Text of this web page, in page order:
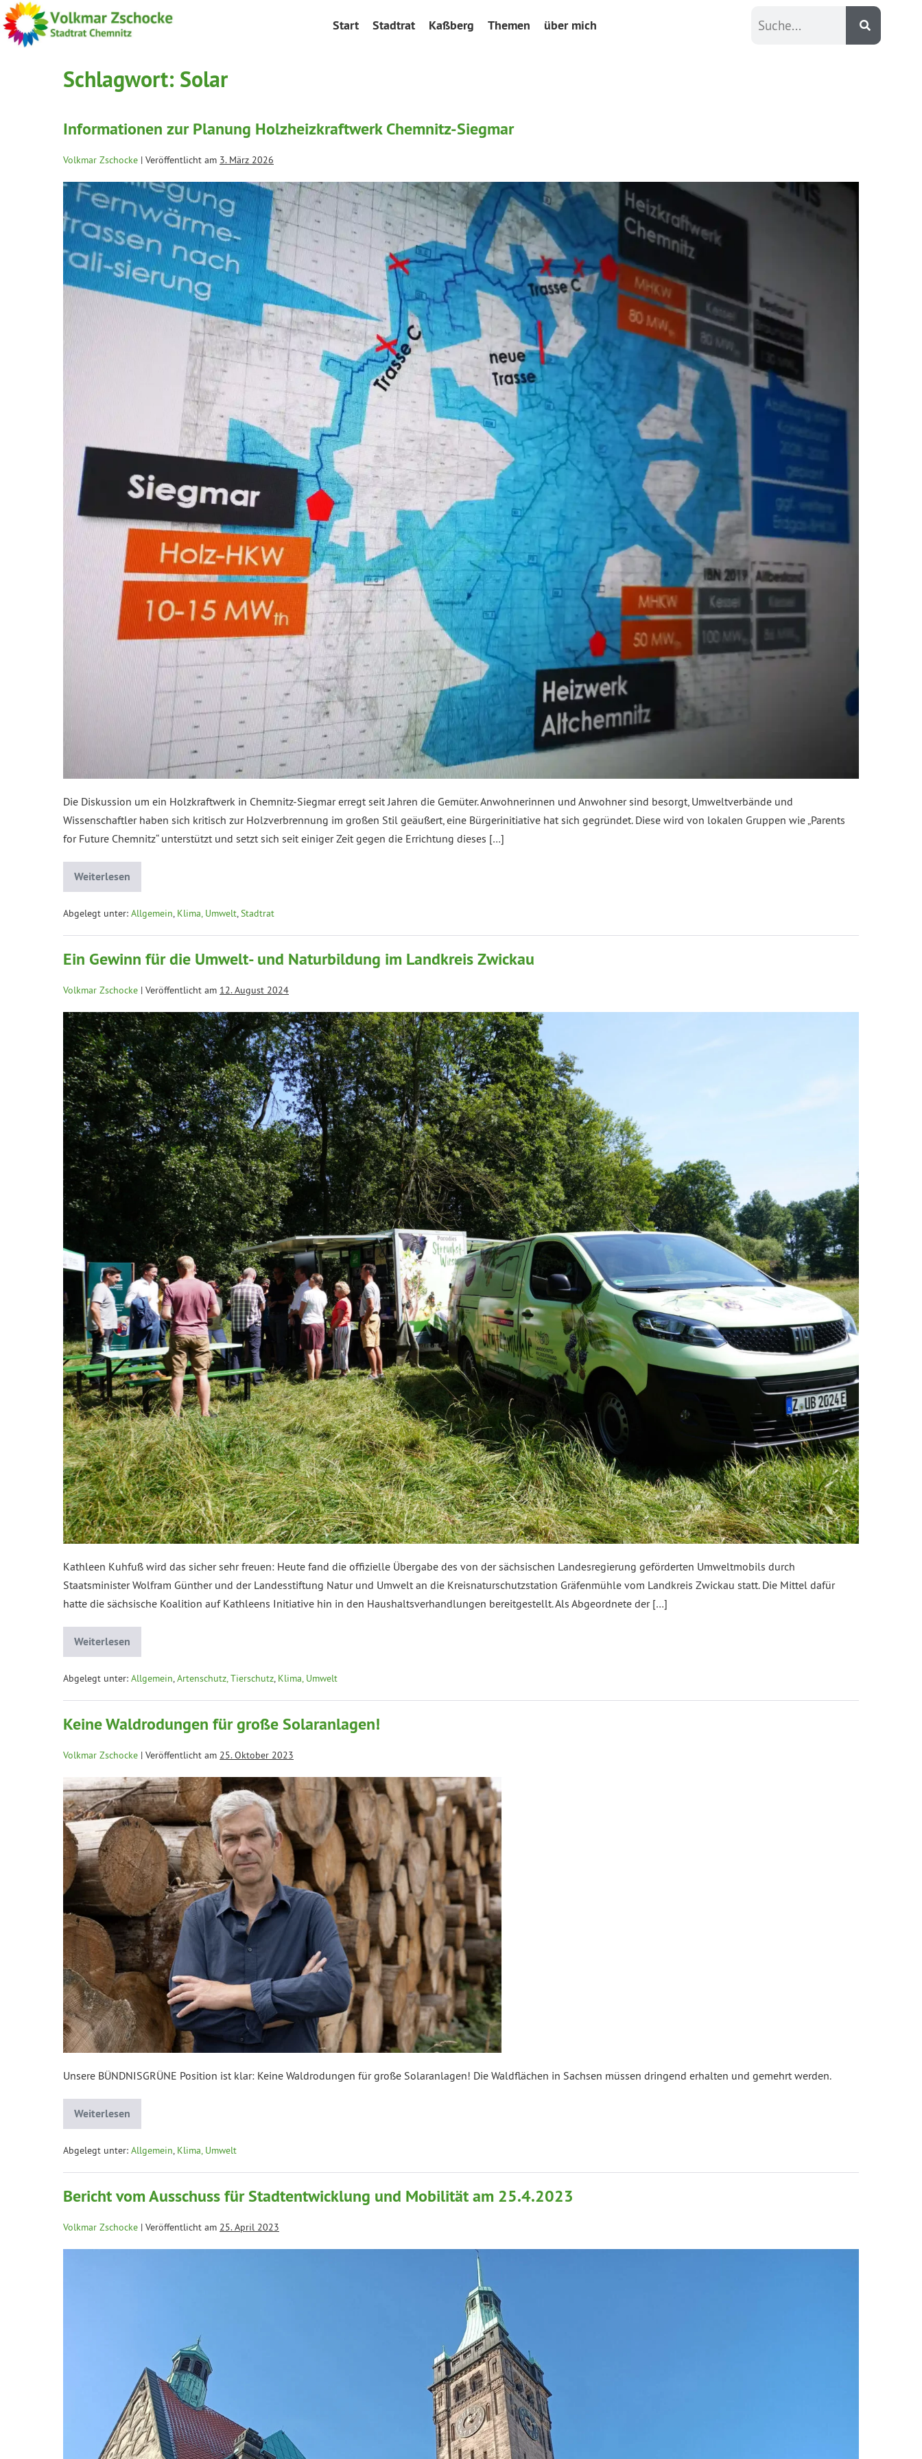
Start Stadtrat Kaßberg Themen über mich
Schlagwort: Solar
Informationen zur Planung Holzheizkraftwerk Chemnitz-Siegmar
Volkmar Zschocke | Veröffentlicht am 3. März 2026
Die Diskussion um ein Holzkraftwerk in Chemnitz-Siegmar erregt seit Jahren die Gemüter. Anwohnerinnen und Anwohner sind besorgt, Umweltverbände und
Wissenschaftler haben sich kritisch zur Holzverbrennung im großen Stil geäußert, eine Bürgerinitiative hat sich gegründet. Diese wird von lokalen Gruppen wie „Parents
for Future Chemnitz“ unterstützt und setzt sich seit einiger Zeit gegen die Errichtung dieses […]
Weiterlesen
Abgelegt unter: Allgemein, Klima, Umwelt,Stadtrat
Ein Gewinn für die Umwelt- und Naturbildung im Landkreis Zwickau
Volkmar Zschocke | Veröffentlicht am 12. August 2024
Kathleen Kuhfuß wird das sicher sehr freuen: Heute fand die offizielle Übergabe des von der sächsischen Landesregierung geförderten Umweltmobils durch
Staatsminister Wolfram Günther und der Landesstiftung Natur und Umwelt an die Kreisnaturschutzstation Gräfenmühle vom Landkreis Zwickau statt. Die Mittel dafür
hatte die sächsische Koalition auf Kathleens Initiative hin in den Haushaltsverhandlungen bereitgestellt. Als Abgeordnete der […]
Weiterlesen
Abgelegt unter: Allgemein,Artenschutz, Tierschutz, Klima, Umwelt
Keine Waldrodungen für große Solaranlagen!
Volkmar Zschocke | Veröffentlicht am 25. Oktober 2023
Unsere BÜNDNISGRÜNE Position ist klar: Keine Waldrodungen für große Solaranlagen! Die Waldflächen in Sachsen müssen dringend erhalten und gemehrt werden.
Weiterlesen
Abgelegt unter: Allgemein, Klima, Umwelt
Bericht vom Ausschuss für Stadtentwicklung und Mobilität am 25.4.2023
Volkmar Zschocke | Veröffentlicht am 25. April 2023